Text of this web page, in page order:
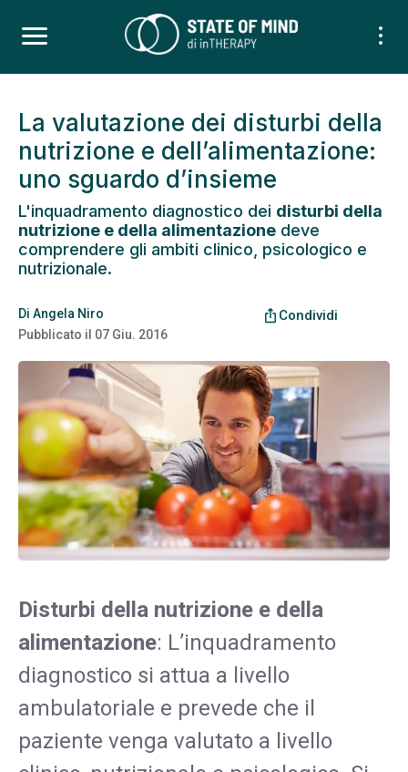
La valutazione dei disturbi della
nutrizione e dell’alimentazione:
uno sguardo d’insieme
L'inquadramento diagnostico dei disturbi della
nutrizione e della alimentazione deve
comprendere gli ambiti clinico, psicologico e
nutrizionale.
Di Angela Niro
Pubblicato il 07 Giu. 2016
ios_share Condividi
Disturbi della nutrizione e della
alimentazione: L’inquadramento
diagnostico si attua a livello
ambulatoriale e prevede che il
paziente venga valutato a livello